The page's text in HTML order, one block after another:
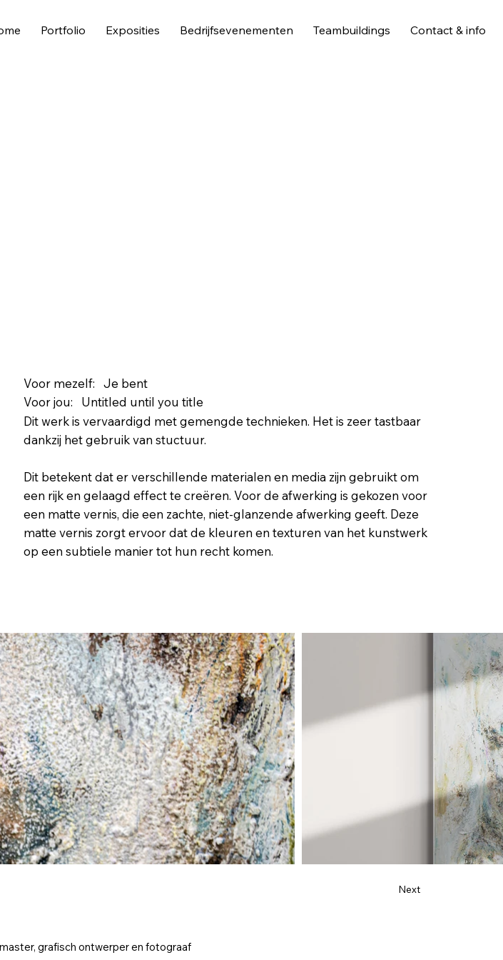
Portfolio Exposities Bedrijfsevenementen Teambuildings Contact & info
Voor mezelf: Je bent
Voor jou: Untitled until you title
Dit werk is vervaardigd met gemengde technieken. Het is zeer tastbaar
dankzij het gebruik van stuctuur.
Dit betekent dat er verschillende materialen en media zijn gebruikt om
een rijk en gelaagd effect te creëren. Voor de afwerking is gekozen voor
een matte vernis, die een zachte, niet-glanzende afwerking geeft. Deze
matte vernis zorgt ervoor dat de kleuren en texturen van het kunstwerk
op een subtiele manier tot hun recht komen.
Next
grafisch ontwerper en fotograaf